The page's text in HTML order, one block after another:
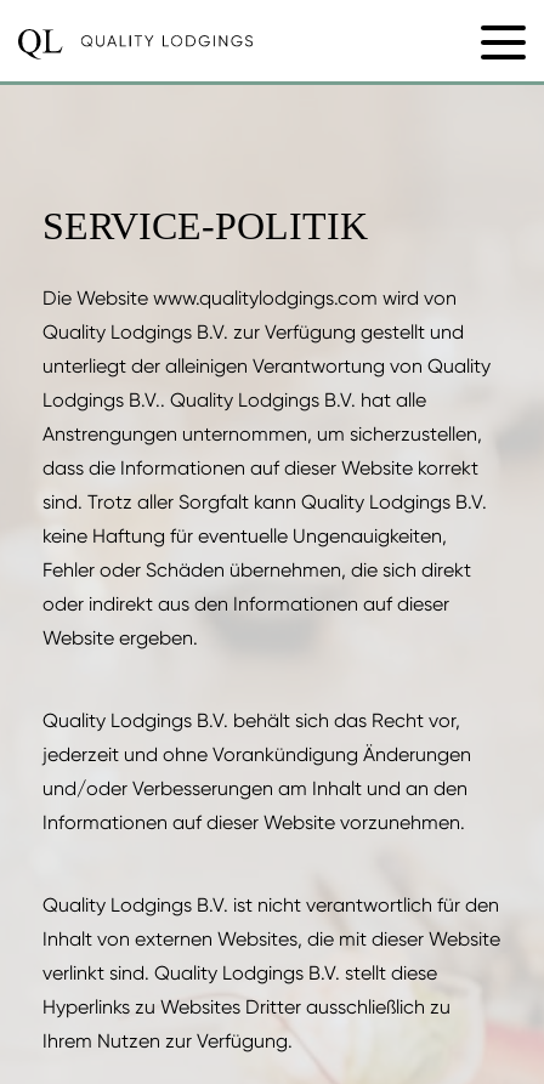
SERVICE-POLITIK
Die Website www.qualitylodgings.com wird von
Quality Lodgings B.V. zur Verfügung gestellt und
unterliegt der alleinigen Verantwortung von Quality
Lodgings B.V.. Quality Lodgings B.V. hat alle
Anstrengungen unternommen, um sicherzustellen,
dass die Informationen auf dieser Website korrekt
sind. Trotz aller Sorgfalt kann Quality Lodgings B.V.
keine Haftung für eventuelle Ungenauigkeiten,
Fehler oder Schäden übernehmen, die sich direkt
oder indirekt aus den Informationen auf dieser
Website ergeben.
Quality Lodgings B.V. behält sich das Recht vor,
jederzeit und ohne Vorankündigung Änderungen
und/oder Verbesserungen am Inhalt und an den
Informationen auf dieser Website vorzunehmen.
Quality Lodgings B.V. ist nicht verantwortlich für den
Inhalt von externen Websites, die mit dieser Website
verlinkt sind. Quality Lodgings B.V. stellt diese
Hyperlinks zu Websites Dritter ausschließlich zu
Ihrem Nutzen zur Verfügung.